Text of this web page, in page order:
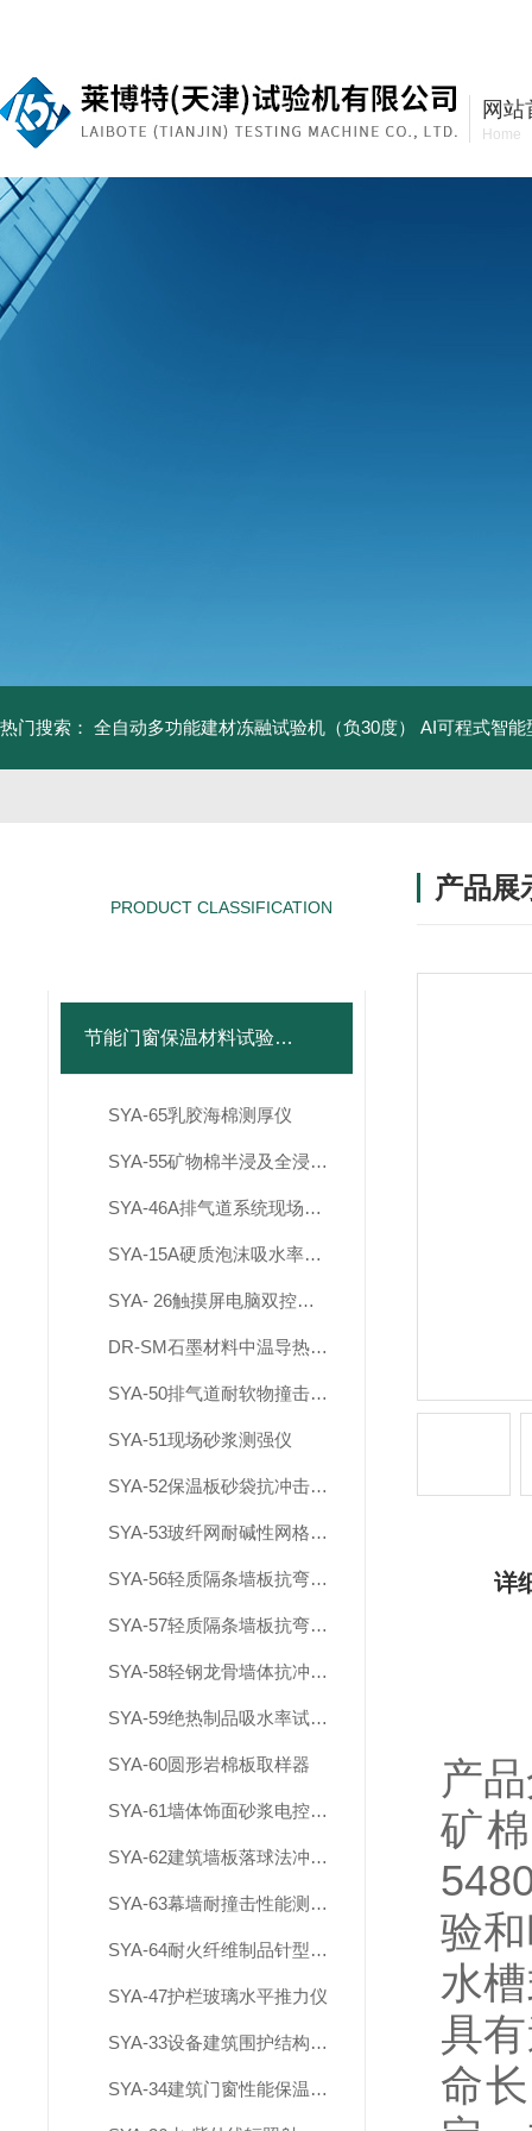
网站
Home
热门搜索： 全自动多功能建材冻融试验机（负30度） AI可程式智能
PRODUCT CLASSIFICATION
节能门窗保温材料试验仪器
SYA-65乳胶海棉测厚仪
SYA-55矿物棉半浸及全浸试验水箱
SYA-46A排气道系统现场综合测试系统
SYA-15A硬质泡沫吸水率切片器
SYA- 26触摸屏电脑双控制建材烟密度测试仪
DR-SM石墨材料中温导热系数测定仪
SYA-50排气道耐软物撞击试验装置
SYA-51现场砂浆测强仪
SYA-52保温板砂袋抗冲击仪5KG
SYA-53玻纤网耐碱性网格布试验箱
SYA-56轻质隔条墙板抗弯破坏载荷试验装置
SYA-57轻质隔条墙板抗弯破坏载荷试验装置
SYA-58轻钢龙骨墙体抗冲击和静载试验装置
SYA-59绝热制品吸水率试验水箱
SYA-60圆形岩棉板取样器
SYA-61墙体饰面砂浆电控淋水装置
SYA-62建筑墙板落球法冲击试验仪
SYA-63幕墙耐撞击性能测试装置
SYA-64耐火纤维制品针型测厚计
SYA-47护栏玻璃水平推力仪
SYA-33设备建筑围护结构现场传热系数检测仪
SYA-34建筑门窗性能保温检测设备（1818）
产品展
详
产
矿
验
水
具
命